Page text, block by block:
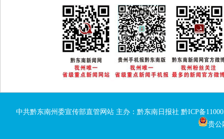
中共黔东南州委宣传部直管网站 主办：黔东南日报社 黔ICP备
贵公